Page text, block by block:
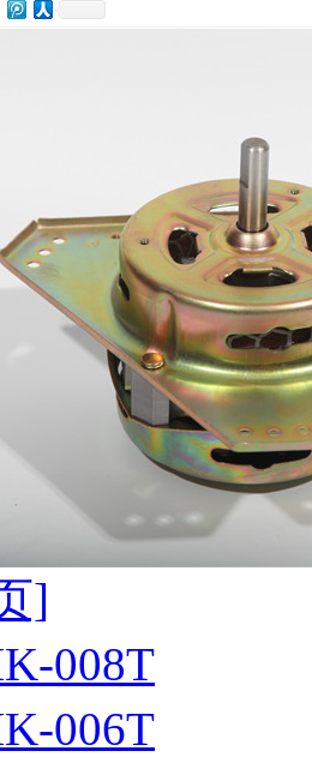
]
008T
006T